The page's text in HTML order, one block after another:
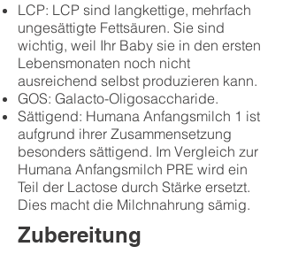
LCP: LCP sind langkettige, mehrfach
ungesättigte Fettsäuren. Sie sind
wichtig, weil Ihr Baby sie in den ersten
Lebensmonaten noch nicht
ausreichend selbst produzieren kann.
GOS: Galacto-Oligosaccharide.
Sättigend: Humana Anfangsmilch 1 ist
aufgrund ihrer Zusammensetzung
besonders sättigend. Im Vergleich zur
Humana Anfangsmilch PRE wird ein
Teil der Lactose durch Stärke ersetzt.
Dies macht die Milchnahrung sämig.
Zubereitung